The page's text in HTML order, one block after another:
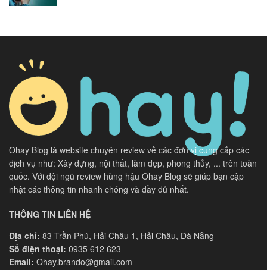
Ohay Blog là website chuyên review về các đơn vị cung cấp các
dịch vụ như: Xây dựng, nội thất, làm đẹp, phong thủy, ... trên toàn
quốc. Với đội ngũ review hùng hậu Ohay Blog sẽ giúp bạn cập
nhật các thông tin nhanh chóng và đầy đủ nhất.
THÔNG TIN LIÊN HỆ
Địa chỉ: 83 Trần Phú, Hải Châu 1, Hải Châu, Đà Nẵng
Số điện thoại: 0935 612 623
Email: Ohay.brando@gmail.com